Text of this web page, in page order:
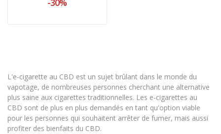
L'e-cigarette au CBD est un sujet brûlant dans le monde du
vapotage, de nombreuses personnes cherchant une alternative
plus saine aux cigarettes traditionnelles. Les e-cigarettes au
CBD sont de plus en plus demandés en tant qu'option viable
pour les personnes qui souhaitent arrêter de fumer, mais aussi
profiter des bienfaits du CBD.